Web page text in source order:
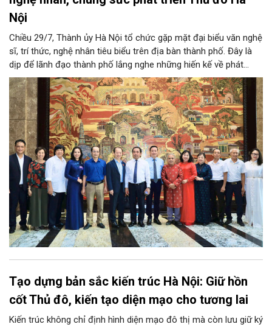
Nội
Chiều 29/7, Thành ủy Hà Nội tổ chức gặp mặt đại biểu văn nghệ
sĩ, trí thức, nghệ nhân tiêu biểu trên địa bàn thành phố. Đây là
dịp để lãnh đạo thành phố lắng nghe những hiến kế về phát
triển khoa học công nghệ, đổi mới sáng tạo, công nghiệp văn
hóa và phát huy nguồn lực con người, góp phần tạo động lực
mới cho sự phát triển nhanh, bền vững của Thủ đô.
Tạo dựng bản sắc kiến trúc Hà Nội: Giữ hồn
cốt Thủ đô, kiến tạo diện mạo cho tương lai
Kiến trúc không chỉ định hình diện mạo đô thị mà còn lưu giữ ký